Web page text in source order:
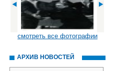
смотреть все фотографии
АРХИВ НОВОСТЕЙ